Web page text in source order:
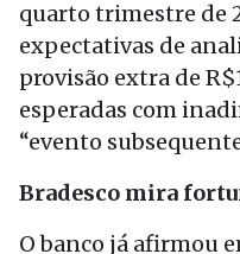
quarto trimestre de
expectativas de
provisão extra de
esperadas com
“evento
Bradesco mira
O banco já afirmou